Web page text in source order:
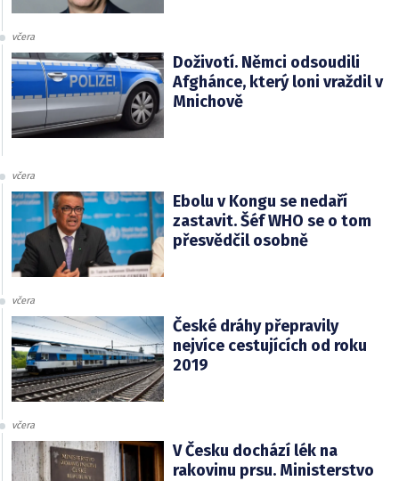
včera
Doživotí. Němci odsoudili
Afghánce, který loni vraždil v
Mnichově
včera
Ebolu v Kongu se nedaří
zastavit. Šéf WHO se o tom
přesvědčil osobně
včera
České dráhy přepravily
nejvíce cestujících od roku
2019
včera
V Česku dochází lék na
rakovinu prsu. Ministerstvo